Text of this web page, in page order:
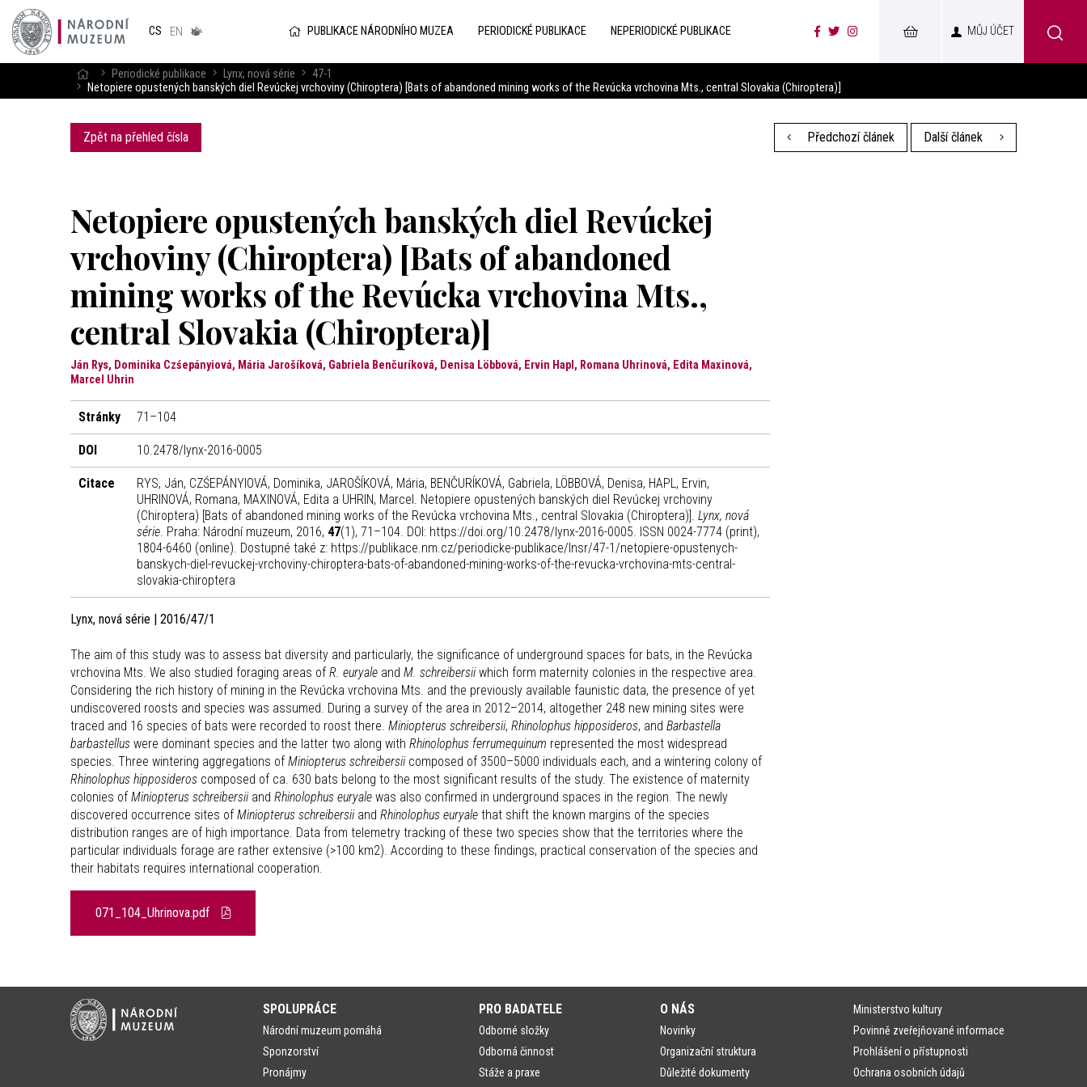
CS EN
v českém
PUBLIKACE NÁRODNÍHO MUZEA PERIODICKÉ PUBLIKACE NEPERIODICKÉ PUBLIKACE MŮJ ÚČET
Periodické publikace Lynx, nová série
47-1
Netopiere opustených banských diel Revúckej vrchoviny (Chiroptera) [Bats of abandoned mining works of the Revúcka vrchovina Mts., central Slovakia (Chiroptera)]
Zpět na přehled čísla Předchozí článek Další článek
Netopiere opustených banských diel Revúckej
vrchoviny (Chiroptera) [Bats of abandoned
mining works of the Revúcka vrchovina Mts.,
central Slovakia (Chiroptera)]
Ján Rys, Dominika Czśepányiová, Mária Jarošíková, Gabriela Benčuríková, Denisa Löbbová, Ervin Hapl, Romana Uhrinová, Edita Maxinová,
Marcel Uhrin
Stránky 71–104
DOI 10.2478/lynx-2016-0005
Citace
RYS, Ján, CZŚEPÁNYIOVÁ, Dominika, JAROŠÍKOVÁ, Mária, BENČURÍKOVÁ, Gabriela, LÖBBOVÁ, Denisa, HAPL, Ervin,
UHRINOVÁ, Romana, MAXINOVÁ, Edita a UHRIN, Marcel. Netopiere opustených banských diel Revúckej vrchoviny
(Chiroptera) [Bats of abandoned mining works of the Revúcka vrchovina Mts., central Slovakia (Chiroptera)]. Lynx, nová
série. Praha: Národní muzeum, 2016, 47(1), 71–104. DOI: https://doi.org/10.2478/lynx-2016-0005. ISSN 0024-7774 (print),
1804-6460 (online). Dostupné také z: https://publikace.nm.cz/periodicke-publikace/lnsr/47-1/netopiere-opustenych-
banskych-diel-revuckej-vrchoviny-chiroptera-bats-of-abandoned-mining-works-of-the-revucka-vrchovina-mts-central-
slovakia-chiroptera
Lynx, nová série | 2016/47/1
The aim of this study was to assess bat diversity and particularly, the significance of underground spaces for bats, in the Revúcka
vrchovina Mts. We also studied foraging areas of R. euryale and M. schreibersiiwhich form maternity colonies in the respective area.
Considering the rich history of mining in the Revúcka vrchovina Mts. and the previously available faunistic data, the presence of yet
undiscovered roosts and species was assumed. During a survey of the area in 2012–2014, altogether 248 new mining sites were
traced and 16 species of bats were recorded to roost there. Miniopterus schreibersii, Rhinolophus hipposideros, and Barbastella
barbastellus were dominant species and the latter two along with Rhinolophus ferrumequinum represented the most widespread
species. Three wintering aggregations of Miniopterus schreibersiicomposed of 3500–5000 individuals each, and a wintering colony of
Rhinolophus hipposideros composed of ca. 630 bats belong to the most significant results of the study. The existence of maternity
colonies of Miniopterus schreibersiiand Rhinolophus euryale was also confirmed in underground spaces in the region. The newly
discovered occurrence sites of Miniopterus schreibersiiand Rhinolophus euryale that shift the known margins of the species
distribution ranges are of high importance. Data from telemetry tracking of these two species show that the territories where the
particular individuals forage are rather extensive (>100 km2). According to these findings, practical conservation of the species and
their habitats requires international cooperation.
071_104_Uhrinova.pdf
SPOLUPRÁCE
Národní muzeum pomáhá
Sponzorství
Pronájmy
PRO BADATELE
Odborné složky
Odborná činnost
Stáže a praxe
O NÁS
Novinky
Organizační struktura
Důležité dokumenty
Ministerstvo kultury
Povinně zveřejňované informace
Prohlášení o přístupnosti
Ochrana osobních údajů